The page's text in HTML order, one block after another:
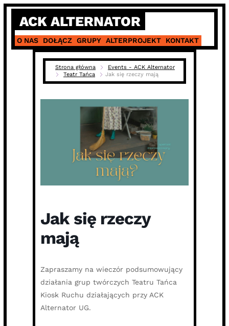
Skip
content
ACK ALTERNATOR
O NAS DOŁĄCZ GRUPY ALTERPROJEKT KONTAKT
Strona główna
Events - ACK Alternator
Teatr Tańca
Jak się rzeczy mają
Jak się rzeczy
mają
Zapraszamy na wieczór podsumowujący
działania grup twórczych Teatru Tańca
Kiosk Ruchu działających przy ACK
Alternator UG.